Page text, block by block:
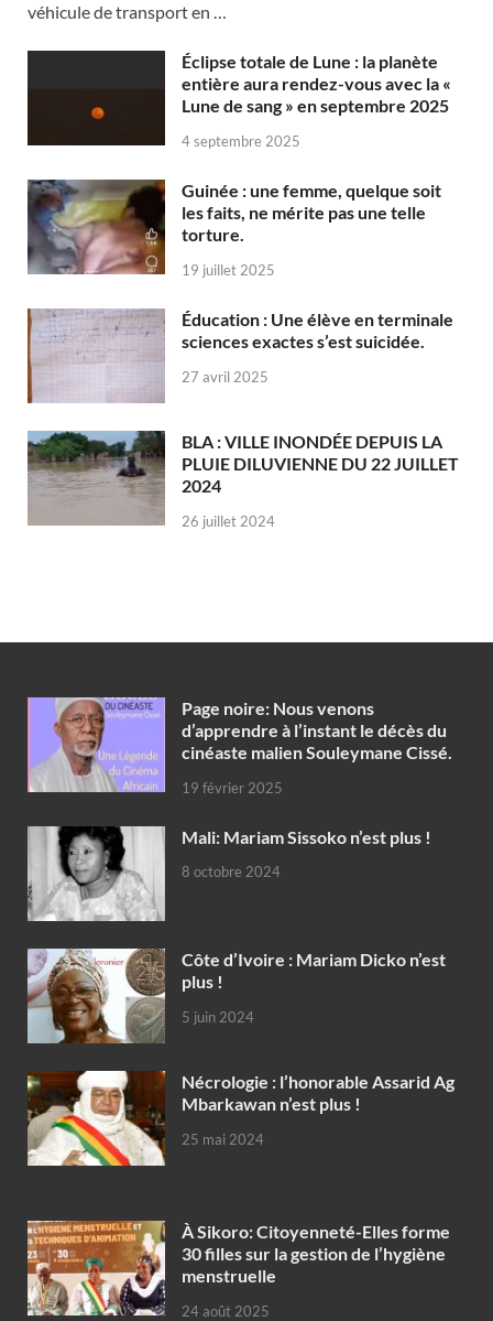
véhicule de transport en …
Éclipse totale de Lune : la planète
entière aura rendez-vous avec la «
Lune de sang » en septembre 2025
4 septembre 2025
Guinée : une femme, quelque soit
les faits, ne mérite pas une telle
torture.
19 juillet 2025
Éducation : Une élève en terminale
sciences exactes s’est suicidée.
27 avril 2025
BLA : VILLE INONDÉE DEPUIS LA
PLUIE DILUVIENNE DU 22 JUILLET
2024
26 juillet 2024
Page noire: Nous venons
d’apprendre à l’instant le décès du
cinéaste malien Souleymane Cissé.
19 février 2025
Mali: Mariam Sissoko n’est plus !
8 octobre 2024
Côte d’Ivoire : Mariam Dicko n’est
plus !
5 juin 2024
Nécrologie : l’honorable Assarid Ag
Mbarkawan n’est plus !
25 mai 2024
À Sikoro: Citoyenneté-Elles forme
30 filles sur la gestion de l’hygiène
menstruelle
24 août 2025